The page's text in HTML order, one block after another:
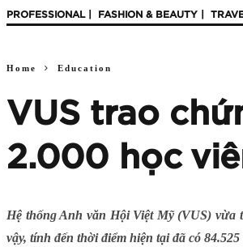
PROFESSIONAL FASHION & BEAUTY
Home Education
VUS trao
2.000 học
Hệ thống Anh văn Hội Việt Mỹ (VUS) vừa
vậy, tính đến thời điểm hiện tại đã có